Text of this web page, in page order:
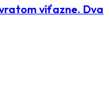
víťazne. Dva